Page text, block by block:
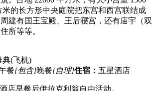
米的长方形中央庭院把东宫和西宫联结成
建有国王宝殿、王后寝宫，还有庙宇（双
所等等。
典(飞机)
餐[包含]晚餐[自理]住宿： 五星酒店
酒店早餐后伊拉克利翁自由活动。